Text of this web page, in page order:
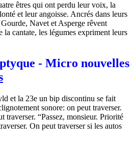
êtres qui ont perdu leur voix, la
et leur angoisse. Ancrés dans leurs
Navet et Asperge rêvent
la cantate, les légumes expriment leurs
et la 23e un bip discontinu se fait
sonore: on peut traverser.
traverser. “Passez, monsieur. Priorité
On peut traverser si les autos